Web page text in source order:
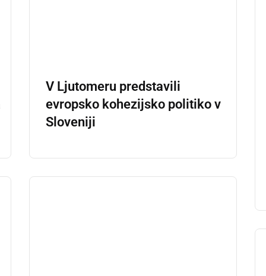
V Ljutomeru predstavili
evropsko kohezijsko politiko v
Sloveniji